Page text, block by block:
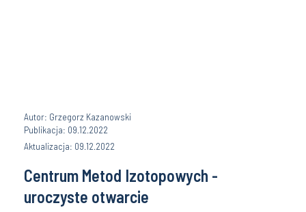
Autor: Grzegorz Kazanowski
Publikacja: 09.12.2022
Aktualizacja: 09.12.2022
Centrum Metod Izotopowych -
uroczyste otwarcie